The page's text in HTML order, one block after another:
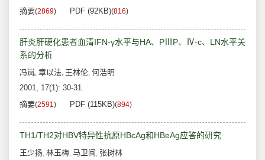
摘要(2869) PDF (92KB)(816)
肝炎肝硬化患者血清IFN-γ水平与HA、PⅢP、Ⅳ-c、LN水平关
系的分析
冯岚, 章以法, 王林伦, 何浩明
2001, 17(1): 30-31.
摘要(2591) PDF (115KB)(894)
TH1/TH2对HBV特异性抗原HBcAg和HBeAg应答的研究
王少扬, 林玉梅, 马卫闽 , 张树林